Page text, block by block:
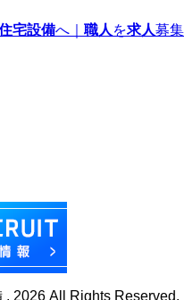
宅設備へ｜ 職人 を求人募集
2026 All Rights Reserved.